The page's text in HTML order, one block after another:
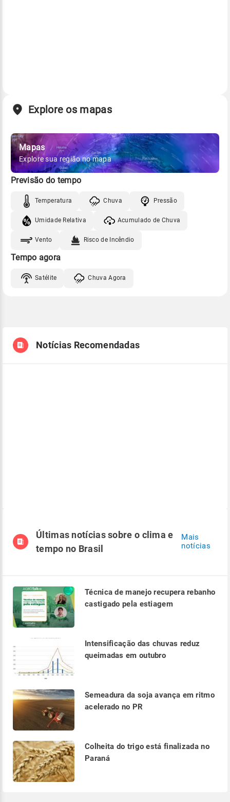
Explore os mapas
Mapas
Explore sua região no mapa
Previsão do tempo
Temperatura Chuva Pressão
Umidade Relativa Acumulado de Chuva
Vento Risco de Incêndio
Tempo agora
Satélite Chuva Agora
Notícias Recomendadas
Últimas notícias sobre o clima e
tempo no Brasil
Mais
notícias
Técnica de manejo recupera rebanho
castigado pela estiagem
Intensificação das chuvas reduz
queimadas em outubro
Semeadura da soja avança em ritmo
acelerado no PR
Colheita do trigo está finalizada no
Paraná